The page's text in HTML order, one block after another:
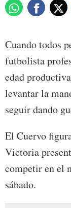
Cuando todos
futbolista
edad
levantar la
seguir dando
El Cuervo
Victoria
competir en el
sábado.